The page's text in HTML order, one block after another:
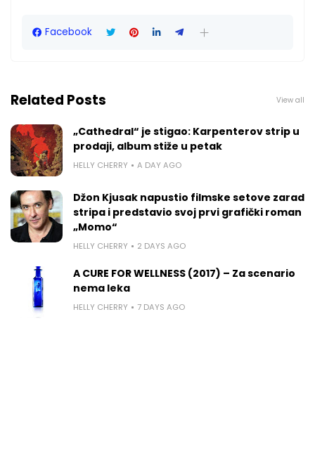
Facebook
Related Posts View all
„Cathedral“ je stigao: Karpenterov strip u
prodaji, album stiže u petak
HELLY CHERRY A DAY AGO
Džon Kjusak napustio filmske setove zarad
stripa i predstavio svoj prvi grafički roman
„Momo“
HELLY CHERRY 2 DAYS AGO
A CURE FOR WELLNESS (2017) – Za scenario
nema leka
HELLY CHERRY 7 DAYS AGO